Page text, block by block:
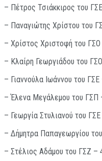
– Πέτρος Τσιάκκιρος του
– Παναγιώτης Χρίστου του
– Χρίστος Χριστοφή του
– Κλαίρη Γεωργιάδου του
– Γιαννούλα Ιωάννου του
– Έλενα Μεγάλεμου του
– Γεωργία Στυλιανού του
– Δήμητρα Παπαγεωργίου
– Στέλιος Αδάμου του ΓΣΖ –